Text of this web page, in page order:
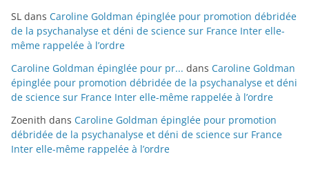
SL dans Caroline Goldman épinglée pour promotion débridée
de la psychanalyse et déni de science sur France Inter elle-
même rappelée à l’ordre
Caroline Goldman épinglée pour pr... dans Caroline Goldman
épinglée pour promotion débridée de la psychanalyse et déni
de science sur France Inter elle-même rappelée à l’ordre
Zoenith dans Caroline Goldman épinglée pour promotion
débridée de la psychanalyse et déni de science sur France
Inter elle-même rappelée à l’ordre